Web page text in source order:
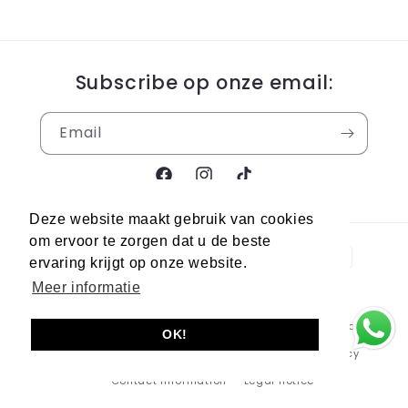
Deze website maakt gebruik van cookies
om ervoor te zorgen dat u de beste
ervaring krijgt op onze website.
Meer informatie
OK!
Subscribe op onze email:
Email
FacebookInstagram
TikTok
Payment
methods
Refund policy
Privacy policy
Terms of service
Shipping policy
Contact information
Legal notice